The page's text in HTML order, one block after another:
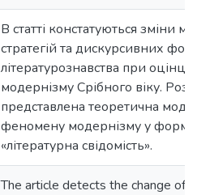
В статті констатуються зміни
стратегій та дискурсивних
літературознавства при
модернізму Срібного віку.
представлена теоретична
феномену модернізму у
«літературна свідомість».
The article detects the change of